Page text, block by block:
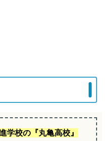
学校の『丸亀高校』